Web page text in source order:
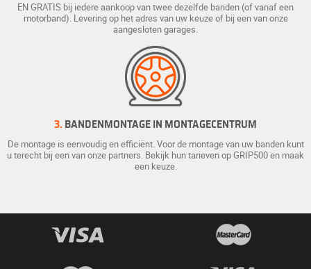
EN GRATIS bij iedere aankoop van twee dezelfde banden (of vanaf een
motorband). Levering op het adres van uw keuze of bij een van onze
aangesloten garages.
3. BANDENMONTAGE IN MONTAGECENTRUM
De montage is eenvoudig en efficiënt. Voor de montage van uw banden kunt
u terecht bij een van onze partners. Bekijk hun tarieven op GRIP500 en maak
een keuze.